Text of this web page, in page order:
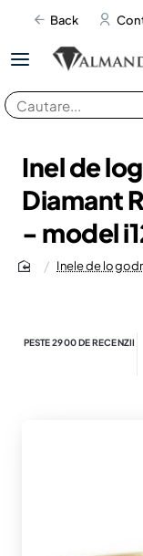
Back
Cautare...
Inel de
Diamant
- model
Inele de
PESTE 2900 DE RECENZII